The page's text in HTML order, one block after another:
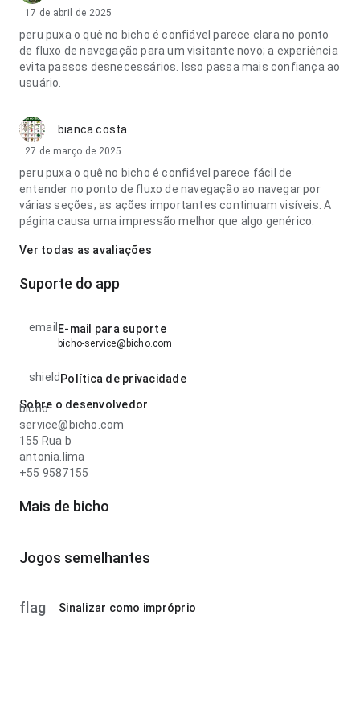
17 de abril de 2025
peru puxa o quê no bicho é confiável parece clara no ponto
de fluxo de navegação para um visitante novo; a experiência
evita passos desnecessários. Isso passa mais confiança ao
usuário.
bianca.costa
27 de março de 2025
peru puxa o quê no bicho é confiável parece fácil de
entender no ponto de fluxo de navegação ao navegar por
várias seções; as ações importantes continuam visíveis. A
página causa uma impressão melhor que algo genérico.
Ver todas as avaliações
Suporte do app
email E-mail para suporte
bicho-service@bicho.com
shield Política de privacidade
Sobre o desenvolvedor
bicho
service@bicho.com
155 Rua b
antonia.lima
+55 9587155
Mais de bicho
Jogos semelhantes
flag Sinalizar como impróprio